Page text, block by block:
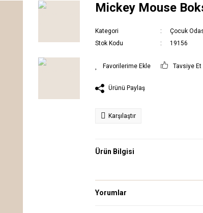
Mickey Mouse
Kategori
Çocuk
Stok Kodu
19156
Tavsiye Et
Ürünü Paylaş
Karşılaştır
Ürün Bilgisi
Yorumlar